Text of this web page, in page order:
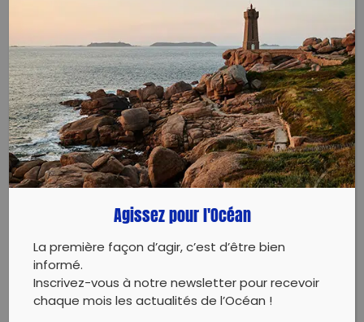
« La plage autrement » et « Environat » vous invite à
participer à un nettoyage citoyen avec
caractérisation des déchets en compagnie de 5
scouts de la compagnie Val Lyonnais en séjour sur
notre côte !
Lors de cette collecte, vous pourrez bien sûr
participer par votre action à la préservation du
littoral mais également appréhender le principe
polluants » et « restes naturels » et en triant
finement les déchets en catégorie afin de participer
à un suivi scientifique de la répartition et de
l’évolution de la pollution sur les littoraux !
Rendez vous à 9h30 à l’entrée de la plage des
Vergnes.
Agissez pour l'Océan
La première façon d’agir, c’est d’être bien
informé.
Inscrivez-vous à notre newsletter pour recevoir
chaque mois les actualités de l’Océan !